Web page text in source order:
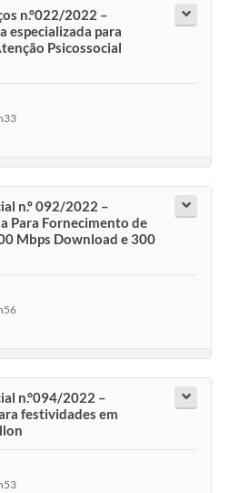
n.°022/2022 –
especializada para
Psicossocial
n.º 092/2022 –
Para Fornecimento de
Mbps Download e 300
n.°094/2022 –
festividades em